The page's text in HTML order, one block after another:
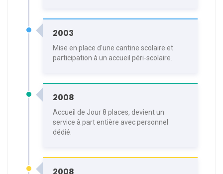
2003
Mise en place d'une cantine scolaire et
participation à un accueil péri-scolaire.
2008
Accueil de Jour 8 places, devient un
service à part entière avec personnel
dédié.